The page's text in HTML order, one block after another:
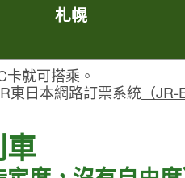
札幌
卡就可搭乘。
東日本網路訂票系統 （